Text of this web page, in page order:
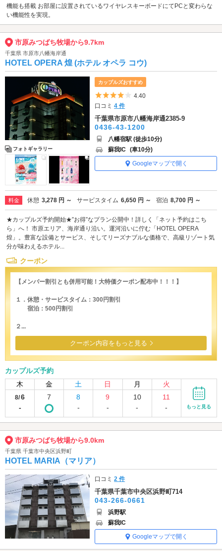
機能も搭載 お部屋に設置されているワイヤレスキーボードにてPCと変わらな
い機能性を実現。
市原みつばち牧場から9.7km
千葉県 市原市八幡海岸通
HOTEL OPERA 煌 (ホテル オペラ コウ)
フォトギャラリー
カップルズおすすめ
5つ星のうち4
4.40
口コミ4 件
千葉県市原市八幡海岸通2385-9
0436-43-1200
八幡宿駅 (徒歩10分)
蘇我IC (車10分)
Googleマップで開く
料金 休憩 3,278 円 ～ サービスタイム 6,650 円 ～ 宿泊 8,700 円 ～
★カップルズ予約開始★”お得”なプラン公開中！詳しく「ネット予約はこち
ら」へ！ 市原エリア、海岸通り沿い。運河沿いに佇む「HOTEL OPERA
煌」。豊富な設備とサービス、そしてリーズナブルな価格で、高級リゾート気
分が味わえるホテル...
クーポン
【メンバー割引とも併用可能！大特価クーポン配布中！！！】
１．休憩・サービスタイム：300円割引
宿泊：500円割引
２...
クーポン内容をもっと見る
カップルズ予約
木
金 土 日 月 火
8/6
-
7
8
-
9
-
10
-
11
-
もっと見る
市原みつばち牧場から9.0km
千葉県 千葉市中央区浜野町
HOTEL MARIA（マリア）
口コミ2 件
千葉県千葉市中央区浜野町714
043-266-0661
浜野駅
蘇我IC
Googleマップで開く